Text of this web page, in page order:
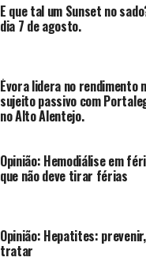
E que tal um Sunset no
dia 7 de agosto.
Évora lidera no rendimento
sujeito passivo com
no Alto Alentejo.
Opinião: Hemodiálise em
que não deve tirar férias
Opinião: Hepatites:
tratar